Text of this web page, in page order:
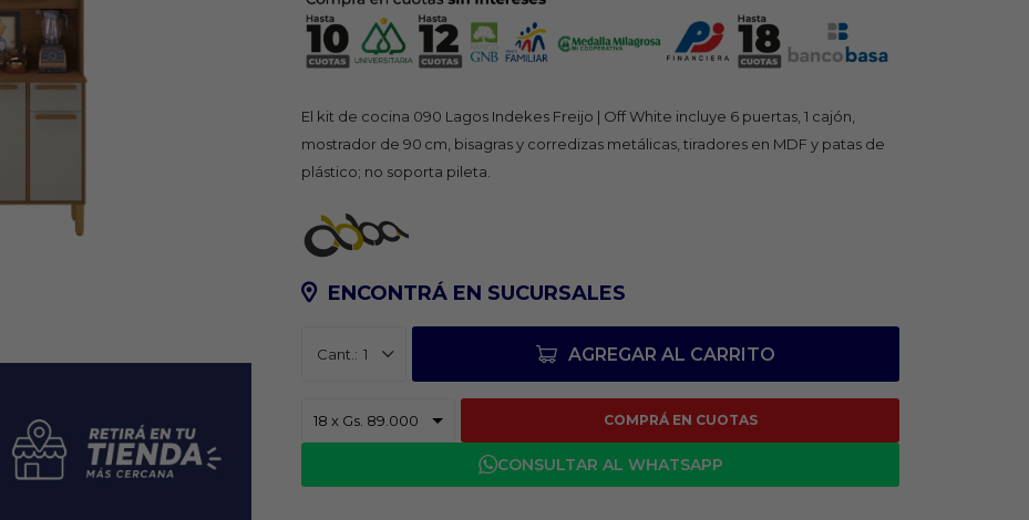
El kit de cocina 090 Lagos Indekes Freijo | Off White incluye 6 puertas, 1 cajón,
mostrador de 90 cm, bisagras y corredizas metálicas, tiradores en MDF y patas de
plástico; no soporta pileta.
ENCONTRÁ EN SUCURSALES
1 AGREGAR AL CARRITO
COMPRÁ EN CUOTAS
CONSULTAR AL WHATSAPP